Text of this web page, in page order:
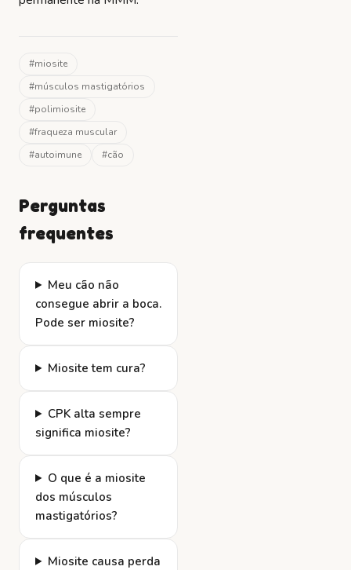
#miosite
#músculos mastigatórios
#polimiosite
#fraqueza muscular
#autoimune #cão
Perguntas
frequentes
Meu cão não
consegue abrir a boca.
Pode ser miosite?
Miosite tem cura?
CPK alta sempre
significa miosite?
O que é a miosite
dos músculos
mastigatórios?
Miosite causa perda